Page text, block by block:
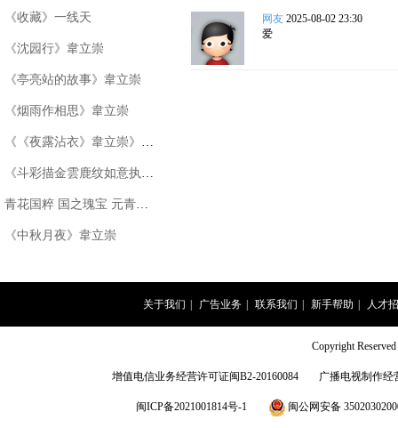
《收藏》一线天
《沈园行》韋立崇
《亭亮站的故事》韋立崇
《烟雨作相思》韋立崇
《中秋月夜》韋立崇
网友 2025-08-02 23:30
爱
关于我们 | 广告业务 | 联系我们 | 新手帮助 | 人才
Copyright
增值电信业务经营许可证闽B2-20160084 广播电视制作经
闽ICP备2021001814号-1 闽公网安备